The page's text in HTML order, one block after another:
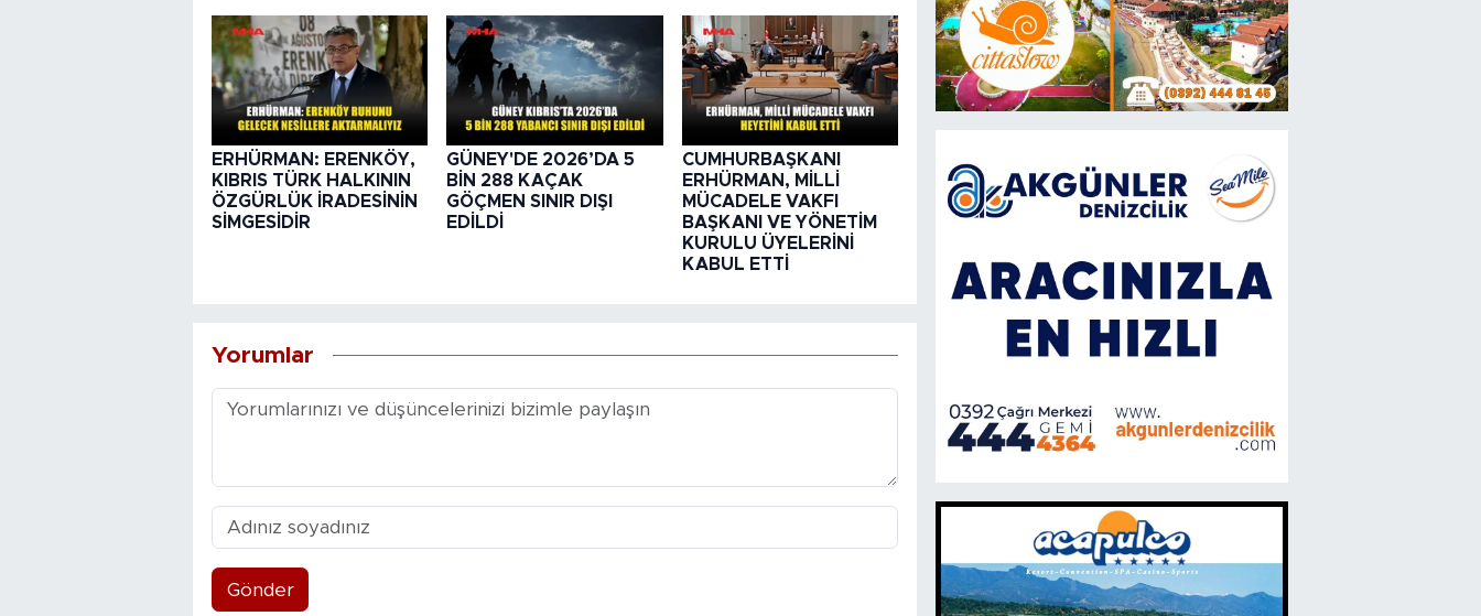
ERHÜRMAN: ERENKÖY,
KIBRIS TÜRK HALKININ
ÖZGÜRLÜK İRADESİNİN
SİMGESİDİR
GÜNEY'DE 2026’DA 5
BİN 288 KAÇAK
GÖÇMEN SINIR DIŞI
EDİLDİ
CUMHURBAŞKANI
ERHÜRMAN, MİLLİ
MÜCADELE VAKFI
BAŞKANI VE YÖNETİM
KURULU ÜYELERİNİ
KABUL ETTİ
Yorumlar
Gönder